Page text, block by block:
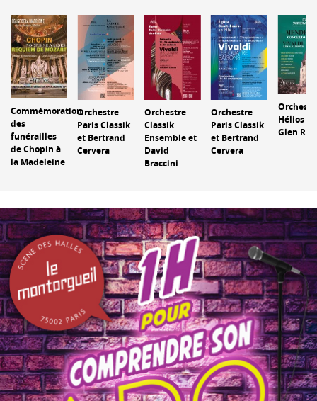
Commémoration
des
funérailles
de Chopin à
la Madeleine
Orchestre
Paris Classik
et Bertrand
Cervera
Orchestre
Classik
Ensemble et
David
Braccini
Orchestre
Paris Classik
et Bertrand
Cervera
Hélios et
Glen